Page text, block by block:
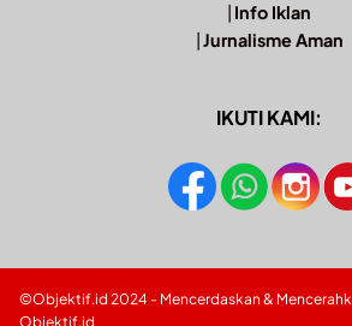
| Info Iklan
|Jurnalisme Aman
IKUTI KAMI:
©Objektif.id 2024 - Mencerdaskan &
Objektif.id